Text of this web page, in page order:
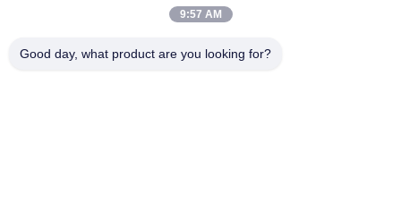
6000 MHz
9:57 AM
Good day, what product are you looking for?